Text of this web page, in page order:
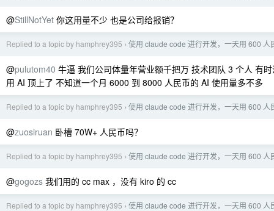
@StillNotYet 你这用量不少 也是公司给报销？
Replied to a topic by hamphrey395 › 使用 claude code 进行开发，一天用 600 人
@pulutom40 牛逼 我们公司体量年营业额千把万 技术团队 3 个人 有
用 AI 顶上了 不知道一个月 6000 到 8000 人民币的 AI 使用量多不多
Replied to a topic by hamphrey395 › 使用 claude code 进行开发，一天用 600 人
@zuosiruan 卧槽 70W+ 人民币吗？
Replied to a topic by hamphrey395 › 使用 claude code 进行开发，一天用 600 人
@gogozs 我们用的 cc max ，没有 kiro 的 cc
Replied to a topic by hamphrey395 › 使用 claude code 进行开发，一天用 600 人